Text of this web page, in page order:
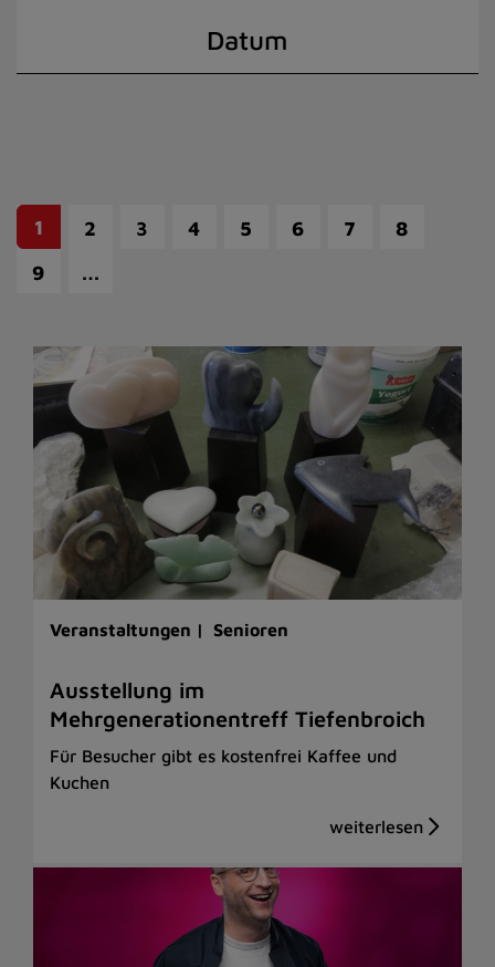
Datum
1 2 3 4 5 6 7
8
9
…
Veranstaltungen | Senioren
Ausstellung im
Mehrgenerationentreff Tiefenbroich
Für Besucher gibt es kostenfrei Kaffee und
Kuchen